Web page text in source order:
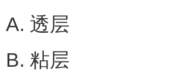
A. 透层
B. 粘层